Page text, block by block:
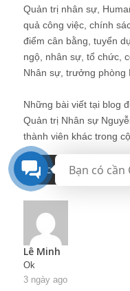
Quản trị nhân sự,
quả công việc, chính
điểm cân bằng, tuyển
ngộ, nhân sự, tổ chức,
Nhân sự, trưởng phòng
Những bài viết tại blog
Quản trị Nhân sự
thành viên khác trong
Recent Comments
Lê Minh
Ok
3 ngày ago
Bạn có